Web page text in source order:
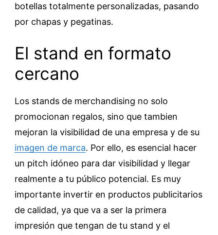
botellas totalmente personalizadas, pasando
por chapas y pegatinas.
El stand en formato
cercano
Los stands de merchandising no solo
promocionan regalos, sino que tambien
mejoran la visibilidad de una empresa y de su
imagen de marca. Por ello, es esencial hacer
un pitch idóneo para dar visibilidad y llegar
realmente a tu público potencial. Es muy
importante invertir en productos publicitarios
de calidad, ya que va a ser la primera
impresión que tengan de tu stand y el